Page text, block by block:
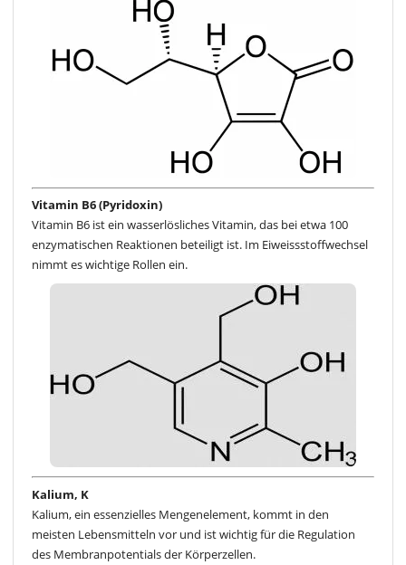
Vitamin B6 (Pyridoxin)
Vitamin B6 ist ein wasserlösliches Vitamin, das bei etwa 100
enzymatischen Reaktionen beteiligt ist. Im Eiweissstoffwechsel
nimmt es wichtige Rollen ein.
Kalium, K
Kalium, ein essenzielles Mengenelement, kommt in den
meisten Lebensmitteln vor und ist wichtig für die Regulation
des Membranpotentials der Körperzellen.